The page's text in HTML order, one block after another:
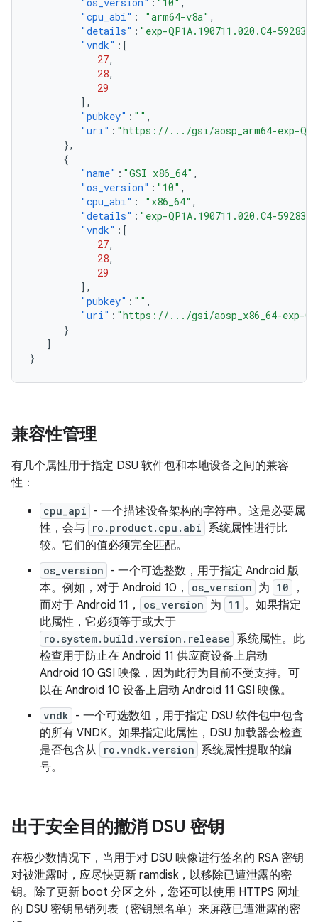
"cpu_abi" : "arm64-v8a" ,
"details" : "exp-QP1A.190711.020.C4-
"vndk" :[
27,
28,
29
],
"pubkey" : "" ,
"uri" : "https://.../gsi/aosp_arm64-exp-
},
{
"name" : "GSI x86_64" ,
"os_version" : "10" ,
"cpu_abi" : "x86_64" ,
"details" : "exp-QP1A.190711.020.C4-
"vndk" :[
27,
28,
29
],
"pubkey" : "" ,
"uri" : "https://.../gsi/aosp_x86_64-exp-
}
]
}
兼容性管理
有几个属性用于指定 DSU 软件包和本地设备之间的兼容
性：
cpu_api - 一个描述设备架构的字符串。这是必要属
性，会与 ro.product.cpu.abi 系统属性进行比
较。它们的值必须完全匹配。
os_version - 一个可选整数，用于指定 Android 版
本。例如，对于 Android 10，
os_version 为 10
，
而对于 Android 11，
os_version 为 11 。如果指定
此属性，它必须等于或大于
ro.system.build.version.release 系统属性。此
检查用于防止在 Android 11 供应商设备上启动
Android 10 GSI 映像，因为此行为目前不受支持。可
以在 Android 10 设备上启动 Android 11 GSI 映像。
vndk - 一个可选数组，用于指定 DSU 软件包中包含
的所有 VNDK。如果指定此属性，DSU 加载器会检查
是否包含从
ro.vndk.version 系统属性提取的编
号。
出于安全目的撤消 DSU 密钥
在极少数情况下，当用于对 DSU 映像进行签名的 RSA 密钥
对被泄露时，应尽快更新 ramdisk，以移除已遭泄露的密
钥。除了更新 boot 分区之外，您还可以使用 HTTPS 网址
的 DSU 密钥吊销列表（密钥黑名单）来屏蔽已遭泄露的密